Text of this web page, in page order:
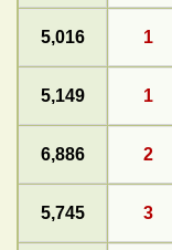
1
5,016
1
5,149
2
6,886
3
5,745